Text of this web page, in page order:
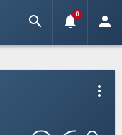
search notifications
0 person
more_vert